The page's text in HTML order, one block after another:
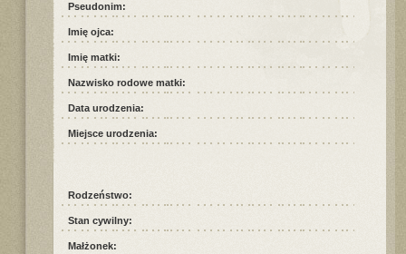
Pseudonim:
Imię ojca:
Imię matki:
Nazwisko rodowe matki:
Data urodzenia:
Miejsce urodzenia:
Rodzeństwo:
Stan cywilny:
Małżonek: